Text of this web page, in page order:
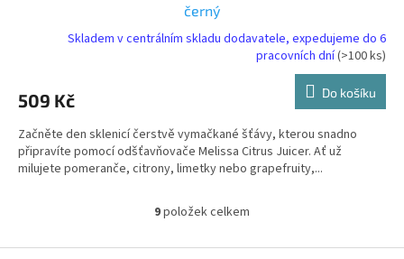
černý
Skladem v centrálním skladu dodavatele, expedujeme do 6
pracovních dní(>100 ks)
509 Kč Do košíku
Začněte den sklenicí čerstvě vymačkané šťávy, kterou snadno
připravíte pomocí odšťavňovače Melissa Citrus Juicer. Ať už
milujete pomeranče, citrony, limetky nebo grapefruity,...
O
l
9položek celkem